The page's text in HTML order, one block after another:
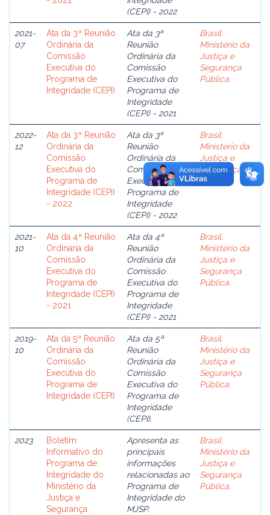
(CEPI) - 2022
2021-
07
Ata da 3ª Reunião
Ordinária da
Comissão
Executiva do
Programa de
Integridade (CEPI)
Ata da 3ª
Reunião
Ordinária da
Comissão
Executiva do
Programa de
Integridade
(CEPI) - 2021
Brasil.
Ministério da
Justiça e
Segurança
Pública.
2022-
12
Ata da 3ª Reunião
Ordinária da
Comissão
Executiva do
Programa de
Integridade (CEPI)
- 2022
Ata da 3ª
Reunião
Ordinária da
Comissão
Executiva do
Programa de
Integridade
(CEPI) - 2022
Brasil.
Ministério da
Justiça e
Segurança
Pública.
2021-
10
Ata da 4ª Reunião
Ordinária da
Comissão
Executiva do
Programa de
Integridade (CEPI)
- 2021
Ata da 4ª
Reunião
Ordinária da
Comissão
Executiva do
Programa de
Integridade
(CEPI) - 2021
Brasil.
Ministério da
Justiça e
Segurança
Pública.
2019-
10
Ata da 5ª Reunião
Ordinária da
Comissão
Executiva do
Programa de
Integridade (CEPI)
Ata da 5ª
Reunião
Ordinária da
Comissão
Executiva do
Programa de
Integridade
(CEPI).
Brasil.
Ministério da
Justiça e
Segurança
Pública.
2023
Boletim
Informativo do
Programa de
Integridade do
Ministério da
Justiça e
Segurança
Apresenta as
principais
informações
relacionadas ao
Programa de
Integridade do
MJSP.
Brasil.
Ministério da
Justiça e
Segurança
Pública.